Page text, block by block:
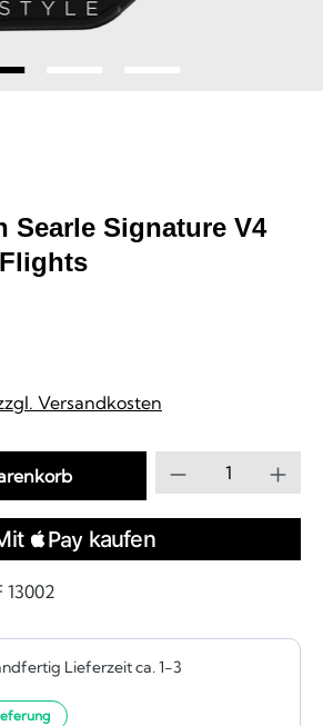
Searle Signature V4
Versandkosten
Produkt
13002
Lieferzeit ca. 1-3